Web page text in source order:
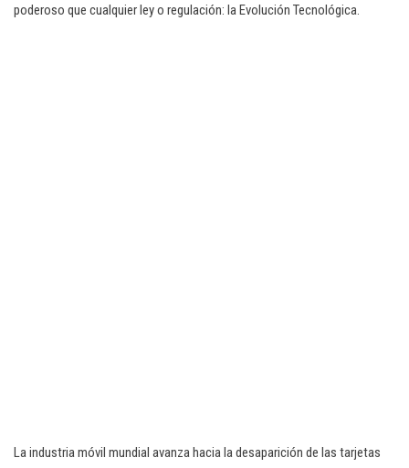
poderoso que cualquier ley o regulación: la Evolución Tecnológica.
La industria móvil mundial avanza hacia la desaparición de las tarjetas